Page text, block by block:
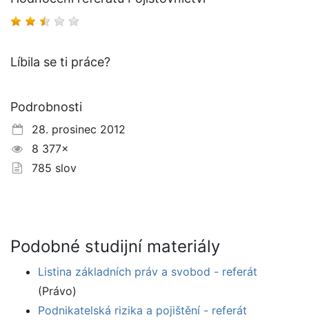
Líbila se ti práce?
Podrobnosti
28. prosinec 2012
8 377×
785 slov
Podobné studijní materiály
Listina základních práv a svobod - referát
(Právo)
Podnikatelská rizika a pojištění - referát